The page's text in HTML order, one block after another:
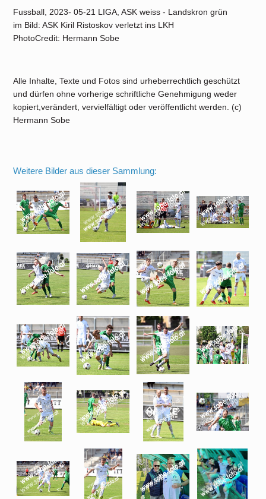
Fussball, 2023- 05-21 LIGA, ASK weiss - Landskron grün
im Bild: ASK Kiril Ristoskov verletzt ins LKH
PhotoCredit: Hermann Sobe
Alle Inhalte, Texte und Fotos sind urheberrechtlich geschützt
und dürfen ohne vorherige schriftliche Genehmigung weder
kopiert,verändert, vervielfältigt oder veröffentlicht werden. (c)
Hermann Sobe
Weitere Bilder aus dieser Sammlung: